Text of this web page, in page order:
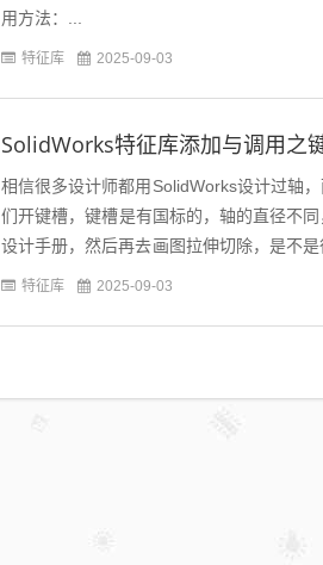
用方法：...
特征库 2025-09-03
SolidWorks特征库添加与调用之
相信很多设计师都用SolidWorks设计过轴
们开键槽，键槽是有国标的，轴的直径不
设计手册，然后再去画图拉伸切除，是不
溪风做了一个SolidWorks轴...
特征库 2025-09-03